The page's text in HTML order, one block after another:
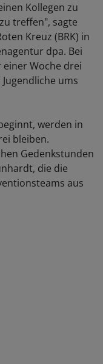
Kollegen zu
treffen", sagte
Kreuz (BRK) in
dpa. Bei
Woche drei
ums
werden in
bleiben.
Gedenkstunden
die die
aus